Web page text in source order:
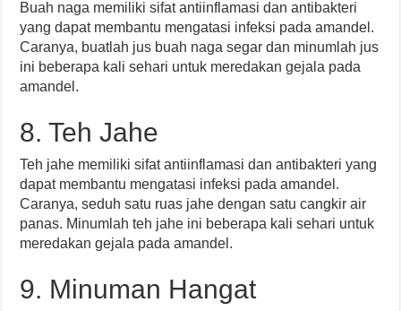
Buah naga memiliki sifat antiinflamasi dan antibakteri
yang dapat membantu mengatasi infeksi pada amandel.
Caranya, buatlah jus buah naga segar dan minumlah jus
ini beberapa kali sehari untuk meredakan gejala pada
amandel.
8. Teh Jahe
Teh jahe memiliki sifat antiinflamasi dan antibakteri yang
dapat membantu mengatasi infeksi pada amandel.
Caranya, seduh satu ruas jahe dengan satu cangkir air
panas. Minumlah teh jahe ini beberapa kali sehari untuk
meredakan gejala pada amandel.
9. Minuman Hangat